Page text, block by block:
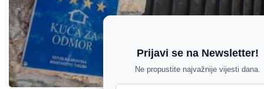
Prijavi se na Newsletter!
Ne propustite najvažnije vijesti dana.